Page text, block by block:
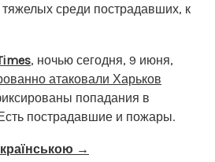
среди пострадавших, к
, ночью сегодня, 9 июня,
атаковали Харьков
попадания в
пострадавшие и пожары.
→